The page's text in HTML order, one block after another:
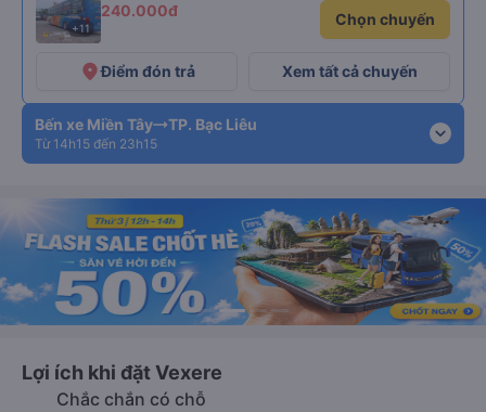
+11
240.000đ Chọn chuyến
placeĐiểm đón trả Xem tất cả chuyến
Bến xe Miền Tây TP. Bạc Liêu
Từ 14h15 đến 23h15 expand_more
Lợi ích khi đặt Vexere
Chắc chắn có chỗ